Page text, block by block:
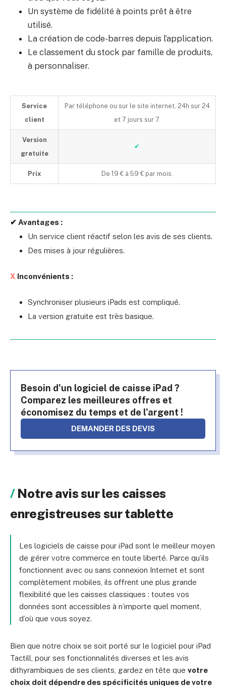
Un système de fidélité à points prêt à être
utilisé.
La création de code-barres depuis l’application.
Le classement du stock par famille de produits,
à personnaliser.
Service
client
Par téléphone ou sur le site internet, 24h sur 24
et 7 jours sur 7.
Version
gratuite
✔
Prix De 19 € à 59 € par mois.
✔ Avantages :
Un service client réactif selon les avis de ses clients.
Des mises à jour régulières.
X Inconvénients :
Synchroniser plusieurs iPads est compliqué.
La version gratuite est très basique.
Besoin d'un logiciel de caisse iPad ?
Comparez les meilleures offres et
économisez du temps et de l'argent !
DEMANDER DES DEVIS
Notre avis sur les caisses
enregistreuses sur tablette
Les logiciels de caisse pour iPad sont le meilleur moyen
de gérer votre commerce en toute liberté. Parce qu’ils
fonctionnent avec ou sans connexion Internet et sont
complètement mobiles, ils offrent une plus grande
flexibilité que les caisses classiques : toutes vos
données sont accessibles à n’importe quel moment,
d’où que vous soyez.
Bien que notre choix se soit porté sur le logiciel pour iPad
Tactill, pour ses fonctionnalités diverses et les avis
dithyrambiques de ses clients, gardez en tête que votre
choix doit dépendre des spécificités uniques de votre